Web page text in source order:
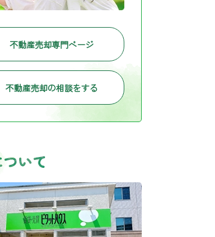
不動産売却専門ページ
不動産売却の相談をする